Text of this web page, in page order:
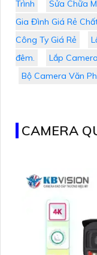
Trình
Sửa Chữa
Gia Đình Giá Rẻ
Công Ty Giá Rẻ
đêm.
Lắp
Bộ Camera Văn
CAMERA